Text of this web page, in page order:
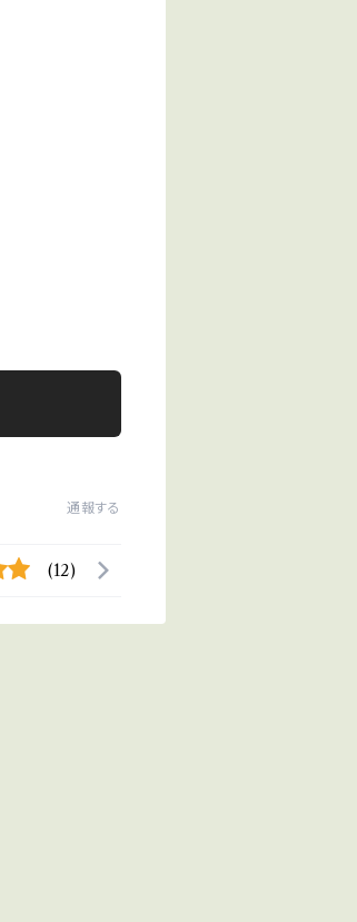
通報する
(12)